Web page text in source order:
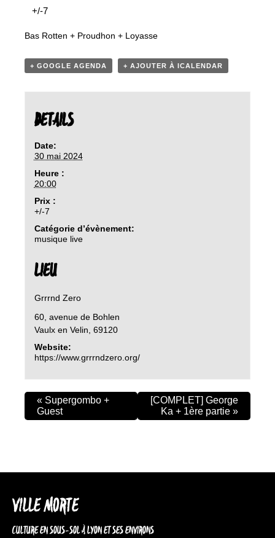
+/-7
Bas Rotten + Proudhon + Loyasse
+ GOOGLE AGENDA + AJOUTER À ICALENDAR
DETAILS
Date:
30 mai 2024
Heure :
20:00
Prix :
+/-7
Catégorie d’évènement:
musique live
LIEU
Grrrnd Zero
60, avenue de Bohlen
Vaulx en Velin 69120
Website:
https://www.grrrndzero.org/
« Supergombo +
Guest
[COMPLET] George
Ka + 1ère partie »
VILLE MORTE
CULTURE EN SOUS-SOL À LYON ET SES ENVIRONS